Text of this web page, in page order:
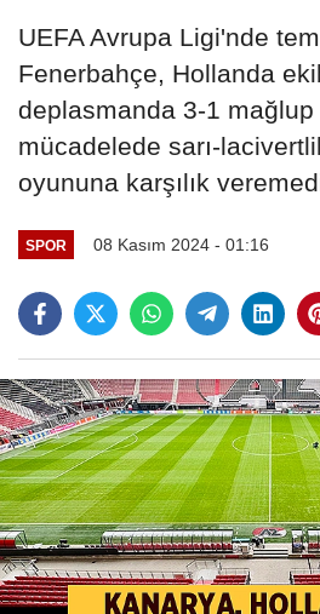
UEFA Avrupa Ligi'nde
Fenerbahçe, Hollanda
deplasmanda 3-1
mücadelede sarı-
oyununa karşılık
SPOR 08 Kasım 2024 - 01:16